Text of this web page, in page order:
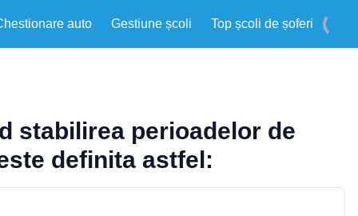
auto Gestiune școli Top școli de șoferi
stabilirea perioadelor de
definita astfel: